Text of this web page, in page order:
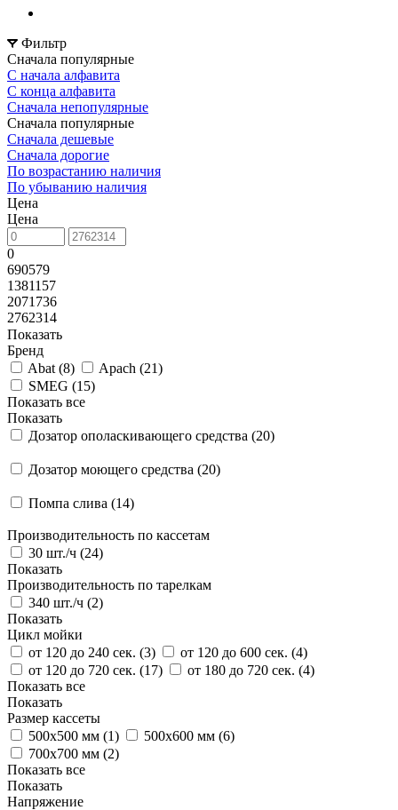
Фильтр
Сначала популярные
С начала алфавита
С конца алфавита
Сначала непопулярные
Сначала популярные
Сначала дешевые
Сначала дорогие
По возрастанию наличия
По убыванию наличия
Цена
Цена
0
690579
1381157
2071736
2762314
Показать
Бренд
Abat (8) Apach (21)
SMEG (15)
Показать все
Показать
Дозатор ополаскивающего средства (20)
Дозатор моющего средства (20)
Помпа слива (14)
Производительность по кассетам
30 шт./ч (24)
Показать
Производительность по тарелкам
340 шт./ч (2)
Показать
Цикл мойки
от 120 до 240 сек. (3) от 120 до 600 сек. (4)
от 120 до 720 сек. (17) от 180 до 720 сек. (4)
Показать все
Показать
Размер кассеты
500х500 мм (1) 500х600 мм (6)
700х700 мм (2)
Показать все
Показать
Напряжение